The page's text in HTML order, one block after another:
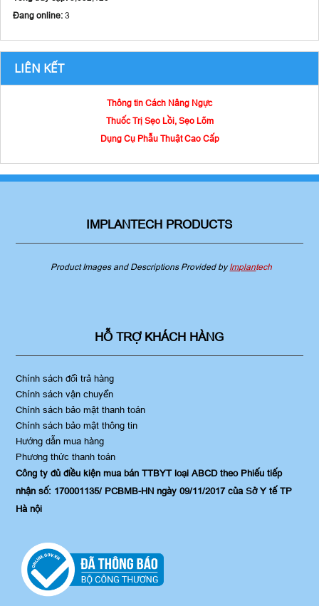
Đang online:3
LIÊN KẾT
Thông tin Cách Nâng Ngực
Thuốc Trị Sẹo Lồi, Sẹo Lõm
Dụng Cụ Phẫu Thuật Cao Cấp
IMPLANTECH PRODUCTS
Product Images and Descriptions Provided byImplantech
HỖ TRỢ KHÁCH HÀNG
Chính sách đổi trả hàng
Chính sách vận chuyển
Chính sách bảo mật thanh toán
Chính sách bảo mật thông tin
Hướng dẫn mua hàng
Phương thức thanh toán
Công ty đủ điều kiện mua bán TTBYT loại ABCD theo Phiếu tiếp
nhận số: 170001135/ PCBMB-HN ngày 09/11/2017 của Sở Y tế TP
Hà nội